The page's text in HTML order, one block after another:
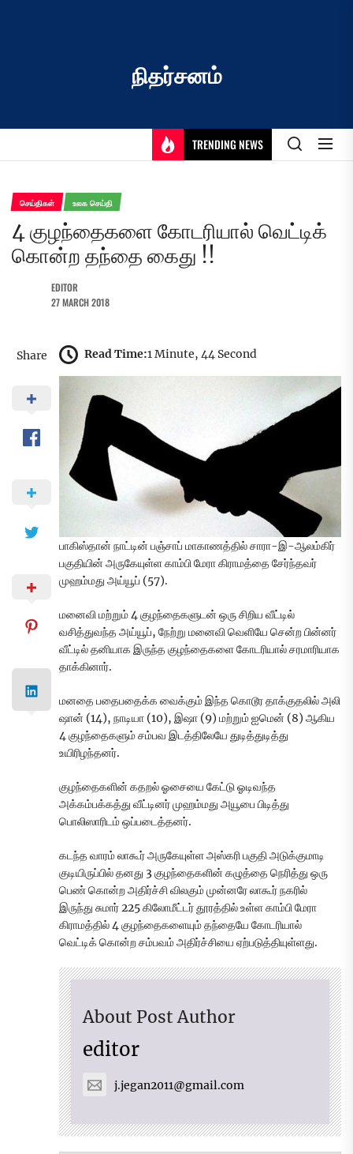
நிதர்சனம்
TRENDING NEWS
செய்திகள் உலக செய்தி
4 குழந்தைகளை கோடரியால் வெட்டிக்
கொன்ற தந்தை கைது !!
EDITOR
27 MARCH 2018
Share Read Time:1 Minute, 44 Second
பாகிஸ்தான் நாட்டின் பஞ்சாப் மாகாணத்தில் சாரா-இ-ஆலம்கிர்
பகுதியின் அருகேயுள்ள காம்பி மேரா கிராமத்தை சேர்ந்தவர்
முஹம்மது அய்யூப் (57).
மனைவி மற்றும் 4 குழந்தைகளுடன் ஒரு சிறிய வீட்டில்
வசித்துவந்த அய்யூப், நேற்று மனைவி வெளியே சென்ற பின்னர்
வீட்டில் தனியாக இருந்த குழந்தைகளை கோடரியால் சரமாரியாக
தாக்கினார்.
மனதை பதைபதைக்க வைக்கும் இந்த கொடூர தாக்குதலில் அலி
ஷான் (14), நாடியா (10), இஷா (9) மற்றும் ஐமென் (8) ஆகிய
4 குழந்தைகளும் சம்பவ இடத்திலேயே துடித்துடித்து
உயிரிழந்தனர்.
குழந்தைகளின் கதறல் ஓசையை கேட்டு ஓடிவந்த
அக்கம்பக்கத்து வீட்டினர் முஹம்மது அயூபை பிடித்து
பொலிஸாரிடம் ஒப்படைத்தனர்.
கடந்த வாரம் லாகூர் அருகேயுள்ள அஸ்கரி பகுதி அடுக்குமாடி
குடியிருப்பில் தனது 3 குழந்தைகளின் கழுத்தை நெரித்து ஒரு
பெண் கொன்ற அதிர்ச்சி விலகும் முன்னரே லாகூர் நகரில்
இருந்து சுமார் 225 கிலோமீட்டர் தூரத்தில் உள்ள காம்பி மேரா
கிராமத்தில் 4 குழந்தைகளையும் தந்தையே கோடரியால்
வெட்டிக் கொன்ற சம்பவம் அதிர்ச்சியை ஏற்படுத்தியுள்ளது.
About Post Author
editor
j.jegan2011@gmail.com